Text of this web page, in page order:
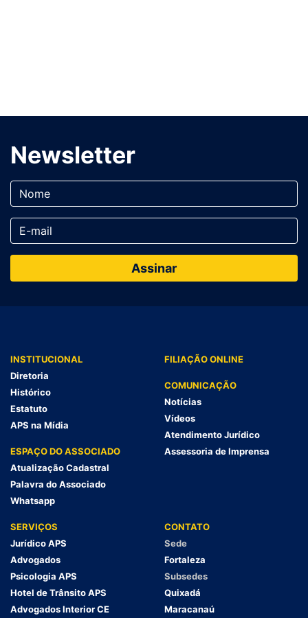
Newsletter
INSTITUCIONAL
Diretoria
Histórico
Estatuto
APS na Mídia
ESPAÇO DO ASSOCIADO
Atualização Cadastral
Palavra do Associado
Whatsapp
FILIAÇÃO ONLINE
COMUNICAÇÃO
Notícias
Vídeos
Atendimento Jurídico
Assessoria de Imprensa
SERVIÇOS
Jurídico APS
Advogados
Psicologia APS
Hotel de Trânsito APS
Advogados Interior CE
CONTATO
Sede
Fortaleza
Subsedes
Quixadá
Maracanaú